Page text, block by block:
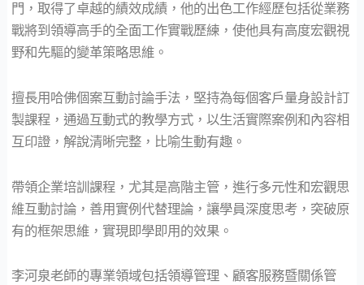
門，取得了卓越的績效成績，他的出色工作經歷包括從業務
戰將到領導高手的全面工作實戰歷練，使他具有高度宏觀視
野和先驅的變革策略思維。
擅長用哈佛個案互動討論手法，堅持為每個客戶量身設計訂
製課程，通過互動式的教學方式，以生活實際案例和內容相
互印證，解說清晰完整，比喻生動有趣。
帶領企業培訓課程，尤其是高階主管，進行多元性和宏觀思
維互動討論，善用實例代替理論，讓學員深度思考，突破原
有的框架思維，實現即學即用的效果。
李河泉老師的專業領域包括領導管理、顧客服務暨關係管